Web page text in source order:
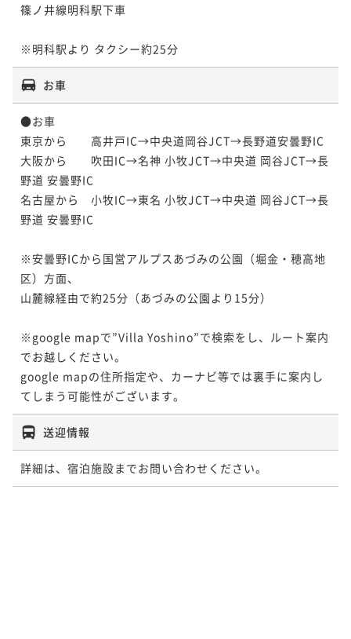
篠ノ井線明科駅下車
※明科駅より タクシー約25分
お車
●お車
東京から　　高井戸IC→中央道岡谷JCT→長野道安曇野IC
大阪から　　吹田IC→名神 小牧JCT→中央道 岡谷JCT→長
野道 安曇野IC
名古屋から　小牧IC→東名 小牧JCT→中央道 岡谷JCT→長
野道 安曇野IC
※安曇野ICから国営アルプスあづみの公園（堀金・穂高地
区）方面、
山麓線経由で約25分（あづみの公園より15分）
※google mapで”Villa Yoshino”で検索をし、ルート案内
でお越しください。
google mapの住所指定や、カーナビ等では裏手に案内し
てしまう可能性がございます。
送迎情報
詳細は、宿泊施設までお問い合わせください。